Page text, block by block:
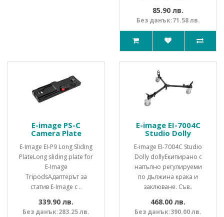
85.90 лв.
Без данък:71.58 лв.
E-image PS-C
Camera Plate
E-Image EI-P9 Long Sliding
PlateLong sliding plate for
E-Image
TripodsАдаптерът за
статив E-Image с ..
339.90 лв.
Без данък:283.25 лв.
E-image EI-7004C
Studio Dolly
E-image EI-7004C Studio
Dolly dollyЕкипирано с
напълно регулируеми
по дължина крака и
заклюване. Съв..
468.00 лв.
Без данък:390.00 лв.